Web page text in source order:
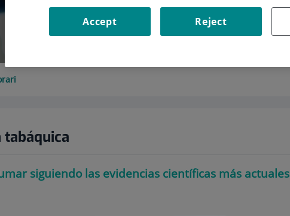
tabáquica
siguiendo las evidencias científicas más actuales
Reject
Accept